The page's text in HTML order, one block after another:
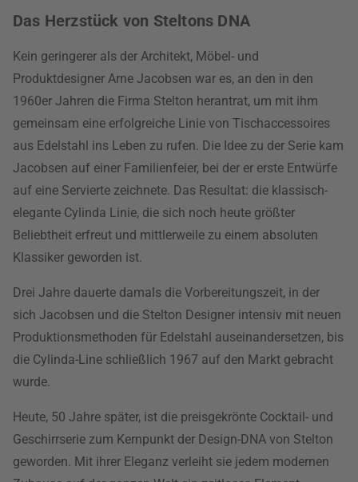
Das Herzstück von Steltons DNA
Kein geringerer als der Architekt, Möbel- und
Produktdesigner Arne Jacobsen war es, an den in den
1960er Jahren die Firma Stelton herantrat, um mit ihm
gemeinsam eine erfolgreiche Linie von Tischaccessoires
aus Edelstahl ins Leben zu rufen. Die Idee zu der Serie kam
Jacobsen auf einer Familienfeier, bei der er erste Entwürfe
auf eine Servierte zeichnete. Das Resultat: die klassisch-
elegante Cylinda Linie, die sich noch heute größter
Beliebtheit erfreut und mittlerweile zu einem absoluten
Klassiker geworden ist.
Drei Jahre dauerte damals die Vorbereitungszeit, in der
sich Jacobsen und die Stelton Designer intensiv mit neuen
Produktionsmethoden für Edelstahl auseinandersetzen, bis
die Cylinda-Line schließlich 1967 auf den Markt gebracht
wurde.
Heute, 50 Jahre später, ist die preisgekrönte Cocktail- und
Geschirrserie zum Kernpunkt der Design-DNA von Stelton
geworden. Mit ihrer Eleganz verleiht sie jedem modernen